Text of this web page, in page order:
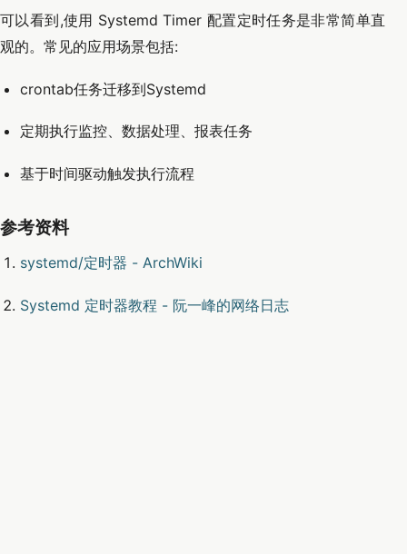
可以看到,使用 Systemd Timer 配置定时任务是非常简单直
观的。常见的应用场景包括:
crontab任务迁移到Systemd
定期执行监控、数据处理、报表任务
基于时间驱动触发执行流程
参考资料
systemd/定时器 - ArchWiki
Systemd 定时器教程 - 阮一峰的网络日志